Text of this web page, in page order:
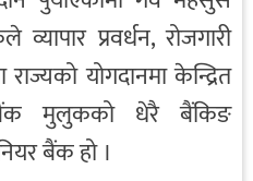
प्रवर्धन, रोजगारी
योगदानमा केन्द्रित
मुलुकको धेरै बैंकिङ
बैंक हो ।